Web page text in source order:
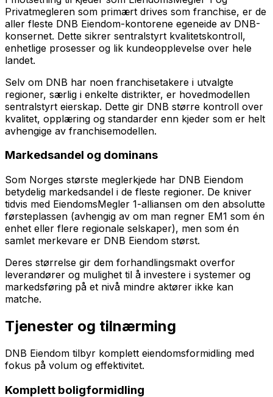
Privatmegleren som primært drives som franchise, er de
aller fleste DNB Eiendom-kontorene egeneide av DNB-
konsernet. Dette sikrer sentralstyrt kvalitetskontroll,
enhetlige prosesser og lik kundeopplevelse over hele
landet.
Selv om DNB har noen franchisetakere i utvalgte
regioner, særlig i enkelte distrikter, er hovedmodellen
sentralstyrt eierskap. Dette gir DNB større kontroll over
kvalitet, opplæring og standarder enn kjeder som er helt
avhengige av franchisemodellen.
Markedsandel og dominans
Som Norges største meglerkjede har DNB Eiendom
betydelig markedsandel i de fleste regioner. De kniver
tidvis med EiendomsMegler 1-alliansen om den absolutte
førsteplassen (avhengig av om man regner EM1 som én
enhet eller flere regionale selskaper), men som én
samlet merkevare er DNB Eiendom størst.
Deres størrelse gir dem forhandlingsmakt overfor
leverandører og mulighet til å investere i systemer og
markedsføring på et nivå mindre aktører ikke kan
matche.
Tjenester og tilnærming
DNB Eiendom tilbyr komplett eiendomsformidling med
fokus på volum og effektivitet.
Komplett boligformidling